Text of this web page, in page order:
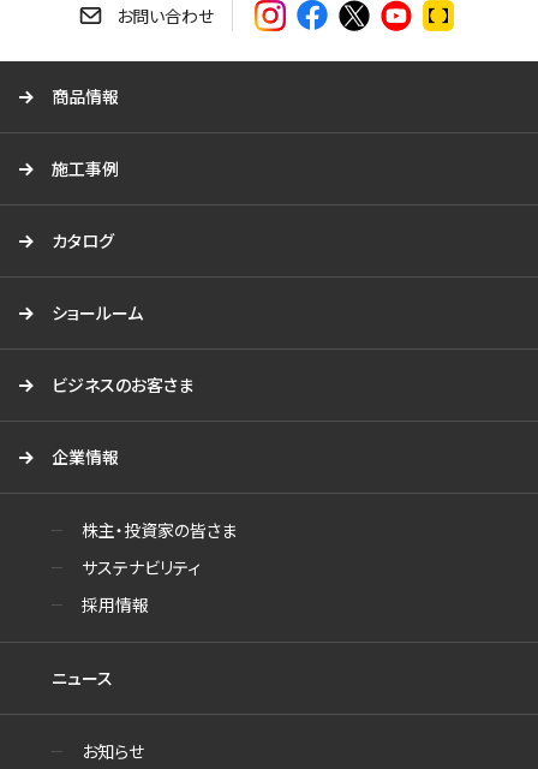
お問い合わせ
商品情報
施工事例
カタログ
ショールーム
ビジネスのお客さま
企業情報
株主・投資家の皆さま
サステナビリティ
採用情報
ニュース
お知らせ